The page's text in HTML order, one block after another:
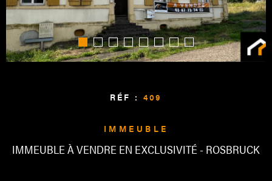
RÉF : 409
IMMEUBLE
IMMEUBLE À VENDRE EN EXCLUSIVITÉ - ROSBRUCK